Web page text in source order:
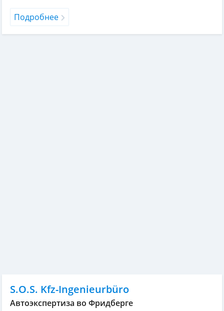
Подробнее
S.O.S. Kfz-Ingenieurbüro
Автоэкспертиза во Фридберге